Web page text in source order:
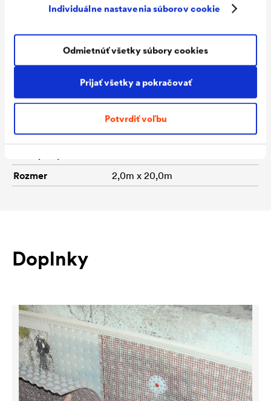
Individuálne nastavenia súborov cookie
Prijať všetky a pokračovať
Potvrdiť voľbu
Odmietnúť všetky súbory cookies
priehľadná
Pevnosť v tlaku
ca. 70 kN/m²
Pevnosť v ťahu
Plošná hmotnosť
ca. 545 g/m²
Rozmer
2,0m x 20,0m
Doplnky